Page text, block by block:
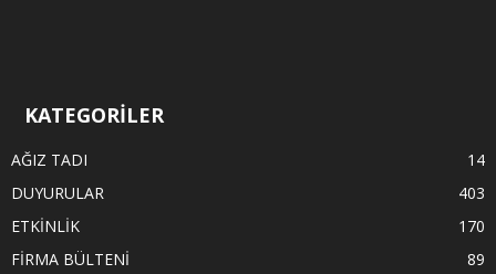
KATEGORİLER
AĞIZ TADI
14
DUYURULAR
403
ETKİNLİK
170
FİRMA BÜLTENİ
89